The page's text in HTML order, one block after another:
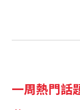
一周熱門話